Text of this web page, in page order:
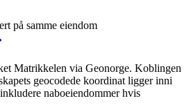
på samme eiendom
Matrikkelen via Geonorge. Koblingen
geocodede koordinat ligger inni
naboeiendommer hvis